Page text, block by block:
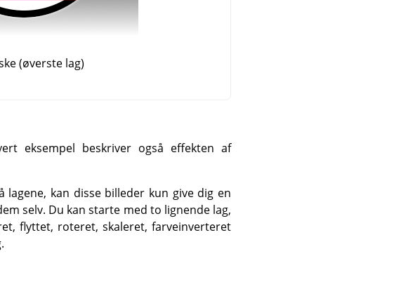
(øverste lag)
eksempel beskriver også effekten af
kan disse billeder kun give dig en
selv. Du kan starte med to lignende lag,
flyttet, roteret, skaleret, farveinverteret